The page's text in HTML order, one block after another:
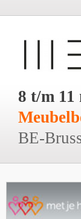
8 t/m 11
BE-